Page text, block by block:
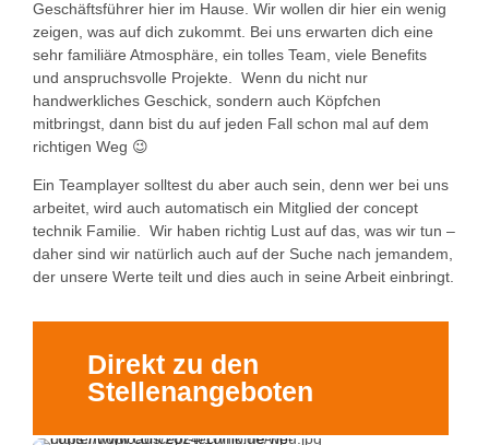
Geschäftsführer hier im Hause. Wir wollen dir hier ein wenig
zeigen, was auf dich zukommt. Bei uns erwarten dich eine
sehr familiäre Atmosphäre, ein tolles Team, viele Benefits
und anspruchsvolle Projekte. Wenn du nicht nur
handwerkliches Geschick, sondern auch Köpfchen
mitbringst, dann bist du auf jeden Fall schon mal auf dem
richtigen Weg 😉
Ein Teamplayer solltest du aber auch sein, denn wer bei uns
arbeitet, wird auch automatisch ein Mitglied der concept
technik Familie. Wir haben richtig Lust auf das, was wir tun –
daher sind wir natürlich auch auf der Suche nach jemandem,
der unsere Werte teilt und dies auch in seine Arbeit einbringt.
Direkt zu den
Stellenangeboten